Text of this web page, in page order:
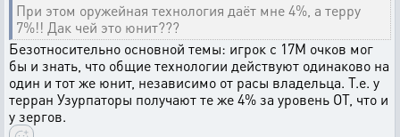
При этом оружейная технология даёт мне 4%, а терру
7%!! Дак чей это юнит???
Безотносительно основной темы: игрок с 17М очков мог
бы и знать, что общие технологии действуют одинаково на
один и тот же юнит, независимо от расы владельца. Т.е. у
терран Узурпаторы получают те же 4% за уровень ОТ, что и
у зергов.